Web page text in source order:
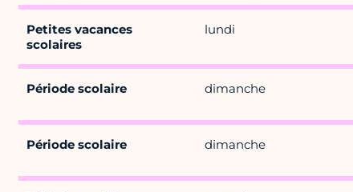
Petites vacances
scolaires
lundi
Période scolaire dimanche
Période scolaire dimanche